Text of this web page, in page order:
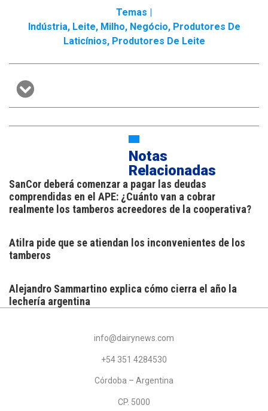
Temas |
Indústria, Leite, Milho, Negócio, Produtores De
Laticínios, Produtores De Leite
Notas
Relacionadas
SanCor deberá comenzar a pagar las deudas
comprendidas en el APE: ¿Cuánto van a cobrar
realmente los tamberos acreedores de la cooperativa?
Atilra pide que se atiendan los inconvenientes de los
tamberos
Alejandro Sammartino explica cómo cierra el año la
lechería argentina
info@dairynews.com
+54 351 4284530
Córdoba – Argentina
CP. 5000